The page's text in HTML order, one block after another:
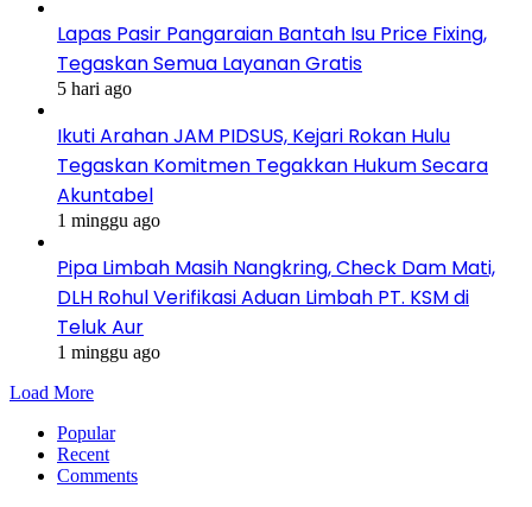
Lapas Pasir Pangaraian Bantah Isu Price Fixing,
Tegaskan Semua Layanan Gratis
5 hari ago
Ikuti Arahan JAM PIDSUS, Kejari Rokan Hulu
Tegaskan Komitmen Tegakkan Hukum Secara
Akuntabel
1 minggu ago
Pipa Limbah Masih Nangkring, Check Dam Mati,
DLH Rohul Verifikasi Aduan Limbah PT. KSM di
Teluk Aur
1 minggu ago
Load More
Popular
Recent
Comments